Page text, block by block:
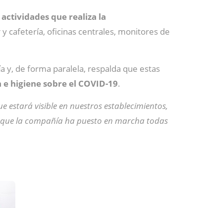
que realiza la
cafetería, oficinas centrales, monitores de
y, de forma paralela, respalda que estas
higiene sobre el COVID-19.
estará visible en nuestros establecimientos,
la compañía ha puesto en marcha todas